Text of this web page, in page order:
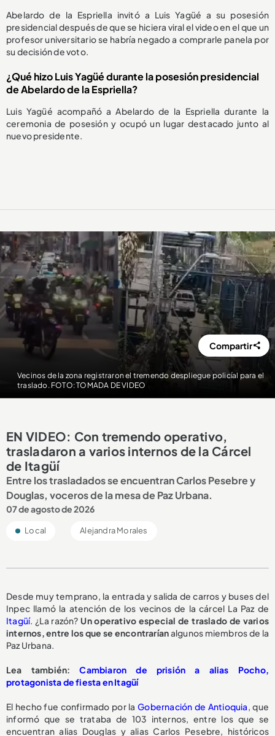
Abelardo de la Espriella invitó a Luis Yagüé a su posesión
presidencial después de que se hiciera viral el video en el que un
profesor universitario se habría negado a comprarle panela por
su decisión de voto.
¿Qué hizo Luis Yagüé durante la posesión presidencial
de Abelardo de la Espriella?
Luis Yagüé acompañó a Abelardo de la Espriella durante la
ceremonia de posesión y ocupó un lugar destacado junto al
nuevo presidente.
Vecinos de la zona registraron el tremendo despliegue policíal para el
traslado. FOTO: TOMADA DE VIDEO
Compartir
EN VIDEO: Con tremendo operativo,
trasladaron a varios internos de la Cárcel
de Itagüí
Entre los trasladados se encuentran Carlos Pesebre y
Douglas, voceros de la mesa de Paz Urbana.
07 de agosto de 2026
Local Alejandra Morales
Desde muy temprano, la entrada y salida de carros y buses del
Inpec llamó la atención de los vecinos de la cárcel La Paz de
Itagüí. ¿La razón? Un operativo especial de traslado de varios
internos, entre los que se encontraríanalgunos miembros de la
Paz Urbana.
Lea también:Cambiaron de prisión a alias Pocho,
protagonista de fiesta en Itagüí
El hecho fue confirmado por laGobernación de Antioquia , que
informó que se trataba de 103 internos, entre los que se
encuentran alias Douglas y alias Carlos Pesebre, históricos